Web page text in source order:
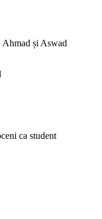
Ahmad și Aswad
ca student